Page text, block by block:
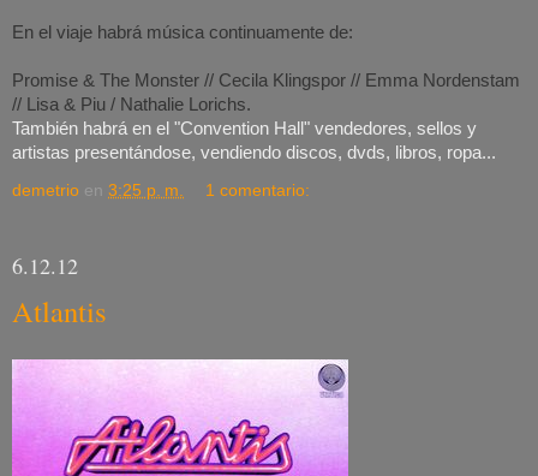
En el viaje habrá música continuamente de:
Promise & The Monster // Cecila Klingspor // Emma Nordenstam
// Lisa & Piu / Nathalie Lorichs.
También habrá en el "Convention Hall" vendedores, sellos y
artistas presentándose, vendiendo discos, dvds, libros, ropa...
demetrio en 3:25 p. m. 1 comentario:
6.12.12
Atlantis